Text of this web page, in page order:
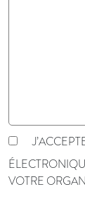
VOTRE